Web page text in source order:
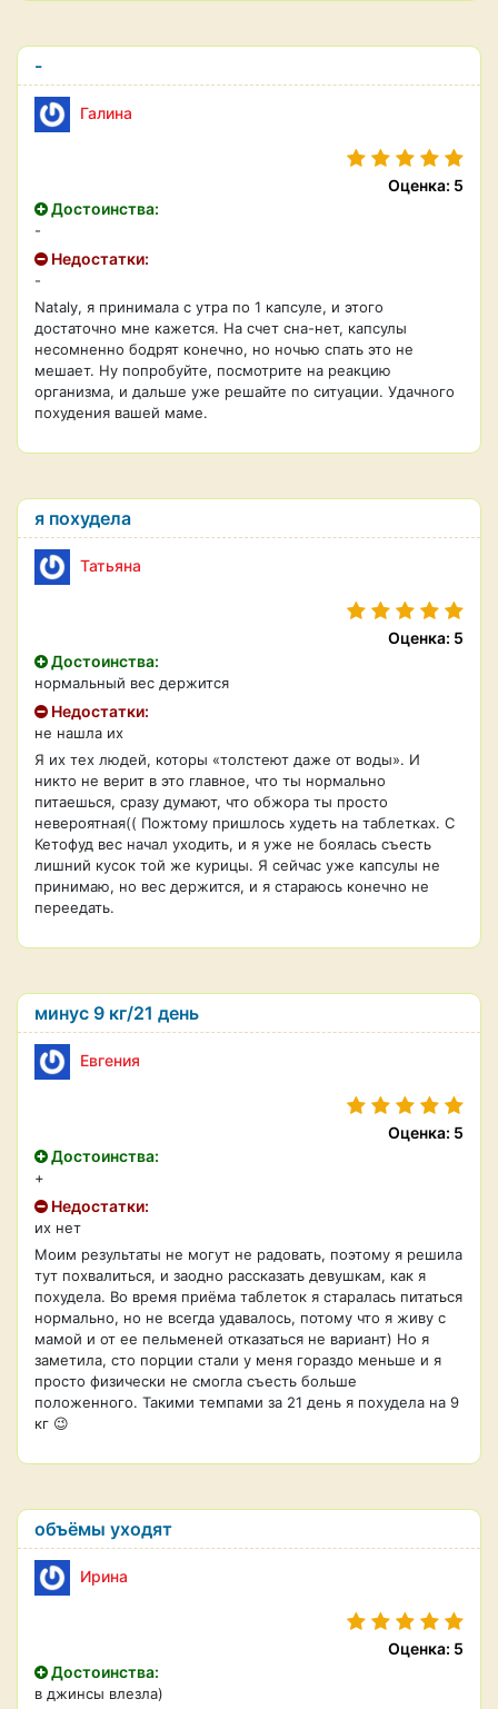
-
Галина
Оценка: 5
Достоинства:
-
Недостатки:
-
Nataly, я принимала с утра по 1 капсуле, и этого
достаточно мне кажется. На счет сна-нет, капсулы
несомненно бодрят конечно, но ночью спать это не
мешает. Ну попробуйте, посмотрите на реакцию
организма, и дальше уже решайте по ситуации. Удачного
похудения вашей маме.
я похудела
Татьяна
Оценка: 5
Достоинства:
нормальный вес держится
Недостатки:
не нашла их
Я их тех людей, которы «толстеют даже от воды». И
никто не верит в это главное, что ты нормально
питаешься, сразу думают, что обжора ты просто
невероятная(( Пожтому пришлось худеть на таблетках. С
Кетофуд вес начал уходить, и я уже не боялась съесть
лишний кусок той же курицы. Я сейчас уже капсулы не
принимаю, но вес держится, и я стараюсь конечно не
переедать.
минус 9 кг/21 день
Евгения
Оценка: 5
Достоинства:
+
Недостатки:
их нет
Моим результаты не могут не радовать, поэтому я решила
тут похвалиться, и заодно рассказать девушкам, как я
похудела. Во время приёма таблеток я старалась питаться
нормально, но не всегда удавалось, потому что я живу с
мамой и от ее пельменей отказаться не вариант) Но я
заметила, сто порции стали у меня гораздо меньше и я
просто физически не смогла съесть больше
положенного. Такими темпами за 21 день я похудела на 9
кг 😉
объёмы уходят
Ирина
Оценка: 5
Достоинства:
в джинсы влезла)